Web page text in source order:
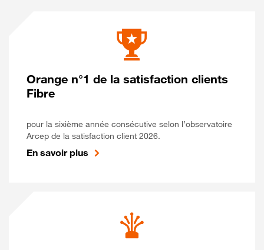
Orange n°1 de la satisfaction clients
Fibre
pour la sixième année consécutive selon l’observatoire
Arcep de la satisfaction client 2026.
En savoir plus